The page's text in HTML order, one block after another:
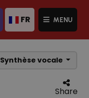
FR MENU
Synthèse vocale
Share